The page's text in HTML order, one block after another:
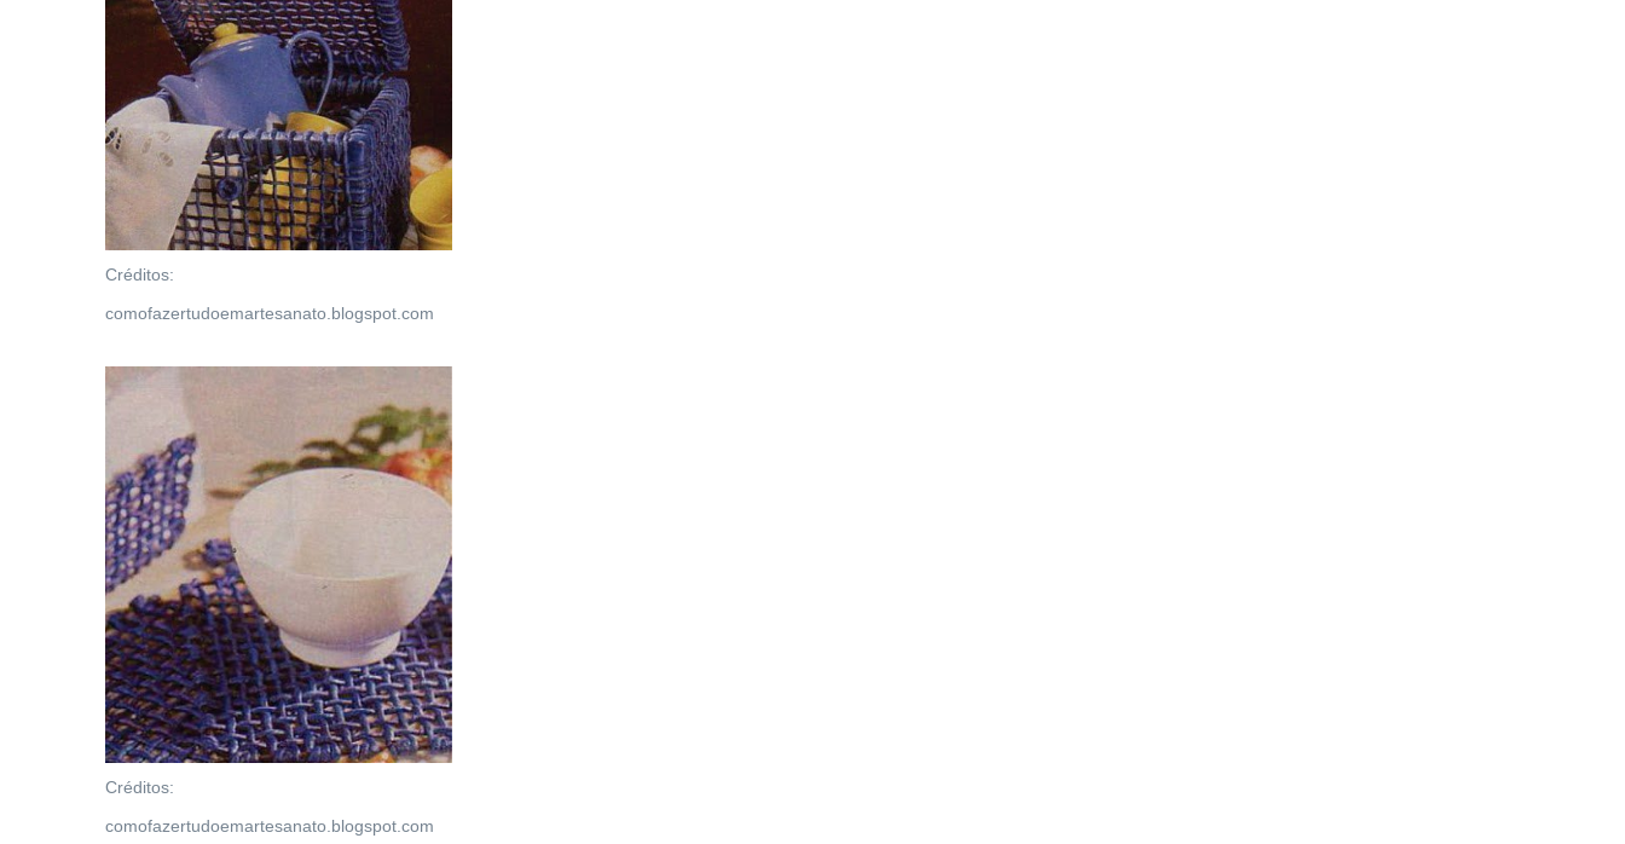
Créditos:
comofazertudoemartesanato.blogspot.com
Créditos:
comofazertudoemartesanato.blogspot.com